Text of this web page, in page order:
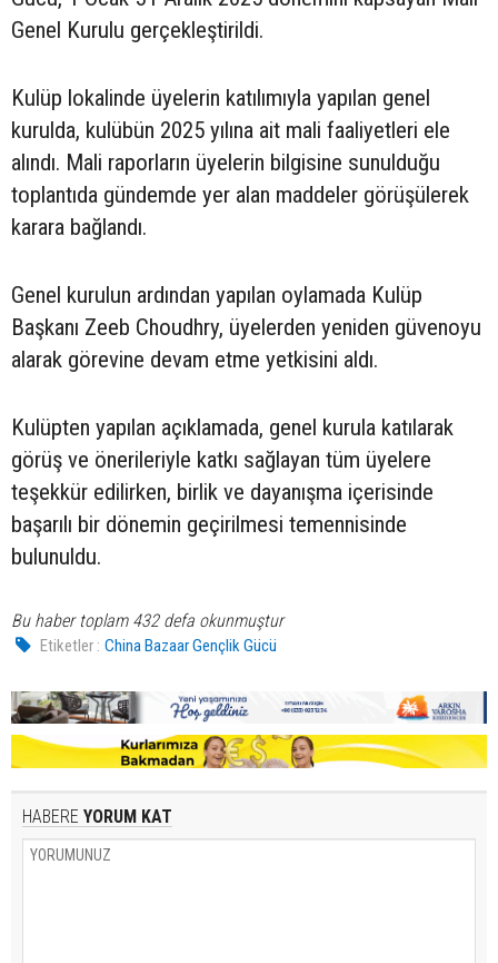
Genel Kurulu gerçekleştirildi.
Kulüp lokalinde üyelerin katılımıyla yapılan genel
kurulda, kulübün 2025 yılına ait mali faaliyetleri ele
alındı. Mali raporların üyelerin bilgisine sunulduğu
toplantıda gündemde yer alan maddeler görüşülerek
karara bağlandı.
Genel kurulun ardından yapılan oylamada Kulüp
Başkanı Zeeb Choudhry, üyelerden yeniden güvenoyu
alarak görevine devam etme yetkisini aldı.
Kulüpten yapılan açıklamada, genel kurula katılarak
görüş ve önerileriyle katkı sağlayan tüm üyelere
teşekkür edilirken, birlik ve dayanışma içerisinde
başarılı bir dönemin geçirilmesi temennisinde
bulunuldu.
Bu haber toplam 432 defa okunmuştur
Etiketler : China Bazaar Gençlik Gücü
HABERE YORUM KAT